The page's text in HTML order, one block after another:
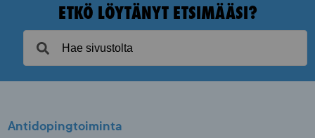
ETKÖ LÖYTÄNYT ETSIMÄÄSI?
Antidopingtoiminta